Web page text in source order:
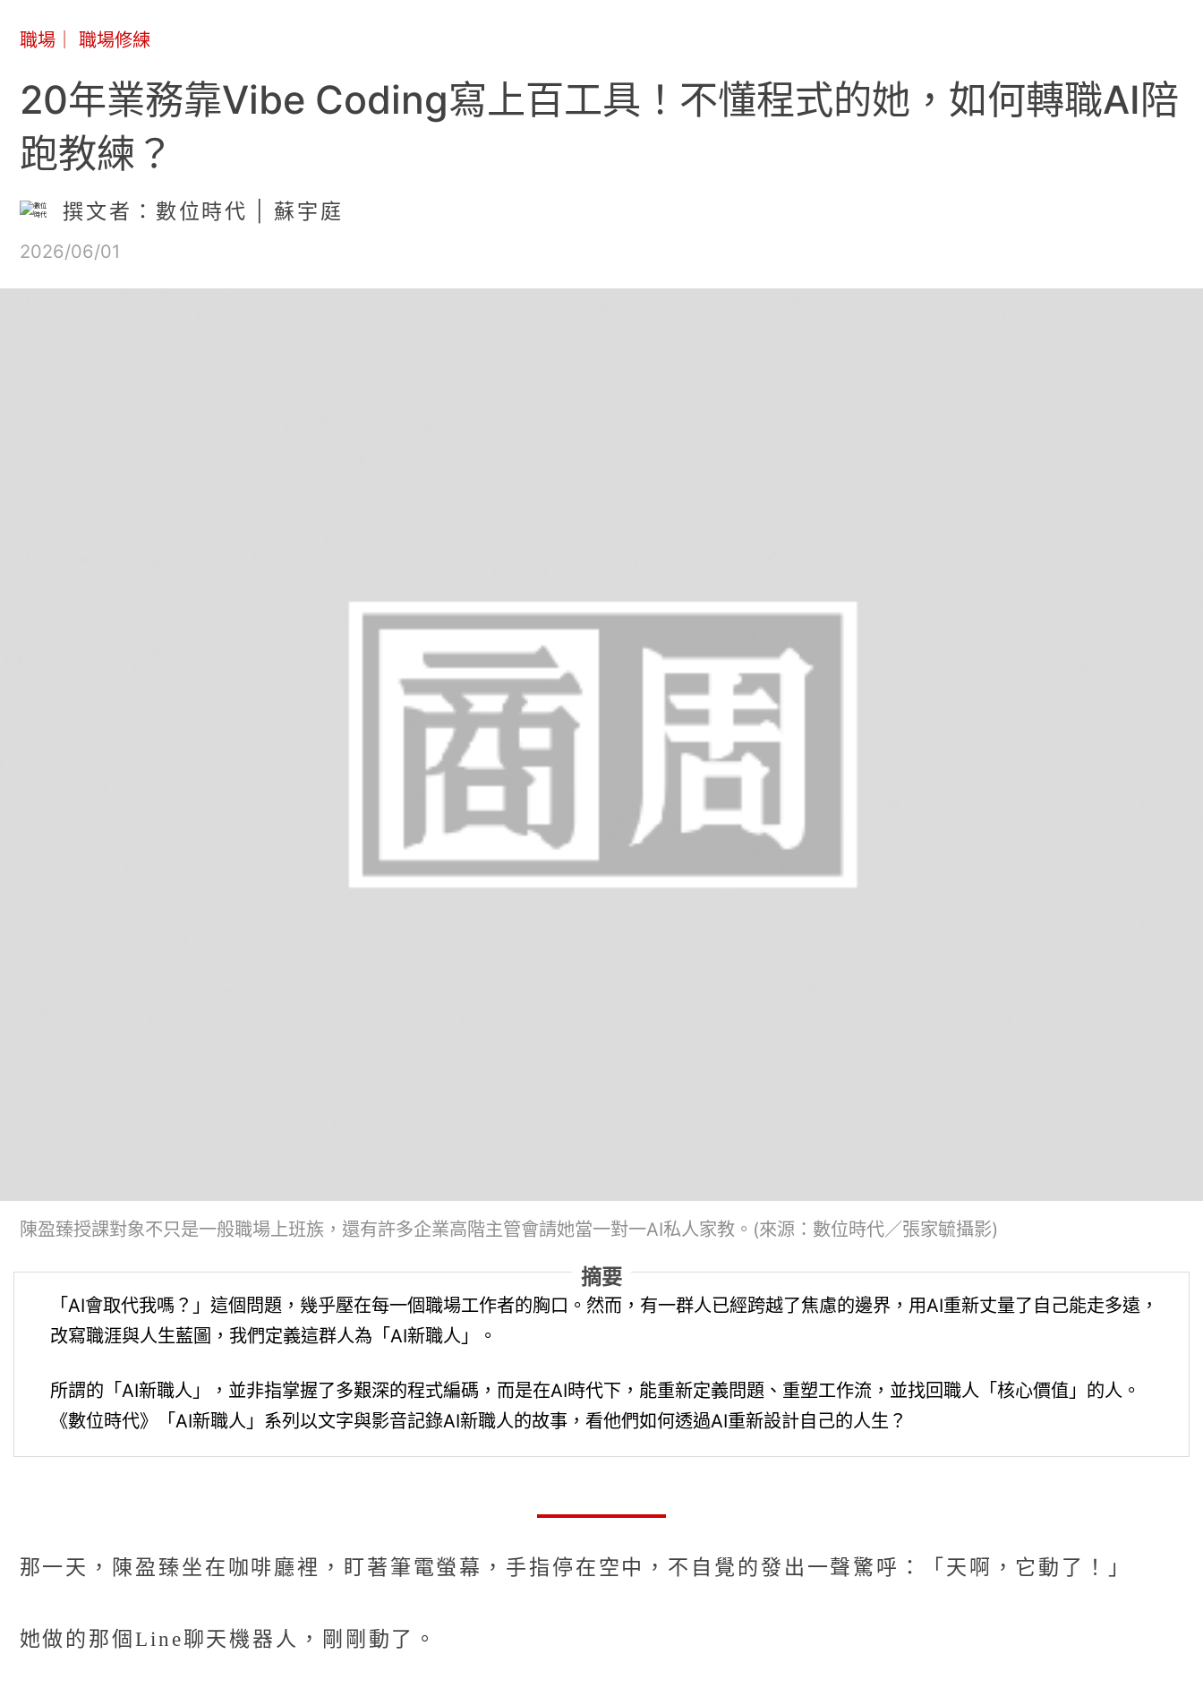
職場｜ 職場修練
20年業務靠Vibe Coding寫上百工具！不懂程式的她，如何轉職AI陪
跑教練？
撰文者：數位時代 | 蘇宇庭
2026/06/01
陳盈臻授課對象不只是一般職場上班族，還有許多企業高階主管會請她當一對一AI私人家教。(來源：數位時代／張家毓攝影)
摘要
「AI會取代我嗎？」這個問題，幾乎壓在每一個職場工作者的胸口。然而，有一群人已經跨越了焦慮的邊界，用AI重新丈量了自己能走多遠，
改寫職涯與人生藍圖，我們定義這群人為「AI新職人」。
所謂的「AI新職人」，並非指掌握了多艱深的程式編碼，而是在AI時代下，能重新定義問題、重塑工作流，並找回職人「核心價值」的人。
《數位時代》「AI新職人」系列以文字與影音記錄AI新職人的故事，看他們如何透過AI重新設計自己的人生？
那一天，陳盈臻坐在咖啡廳裡，盯著筆電螢幕，手指停在空中，不自覺的發出一聲驚呼：「天啊，它動了！」
她做的那個Line聊天機器人，剛剛動了。